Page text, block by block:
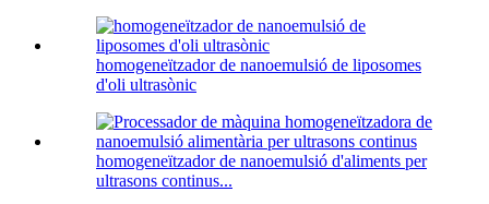
homogeneïtzador de nanoemulsió de liposomes
d'oli ultrasònic
homogeneïtzador de nanoemulsió d'aliments per
ultrasons continus...